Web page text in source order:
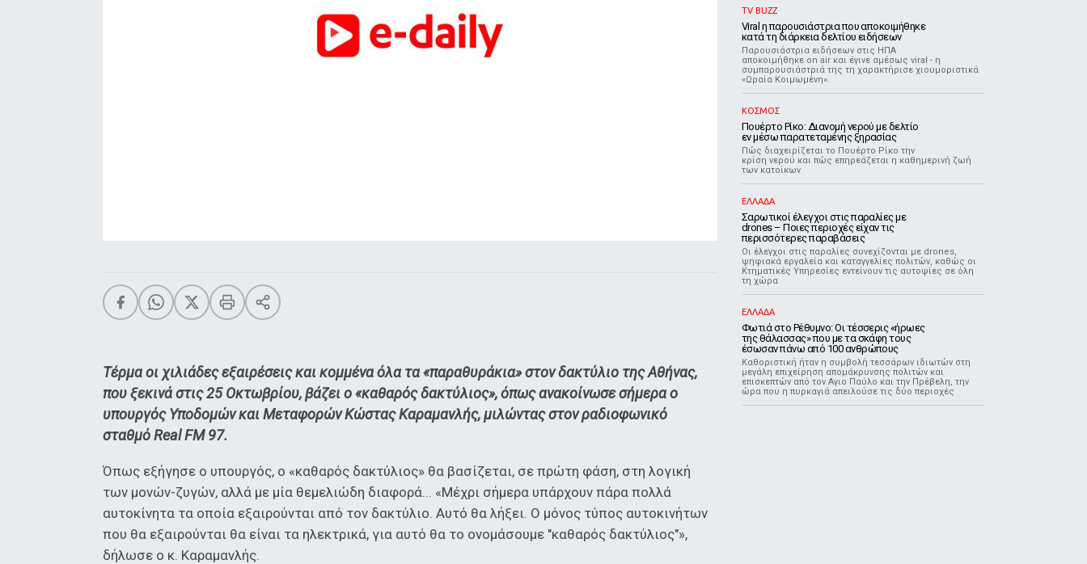
Τέρμα οι χιλιάδες εξαιρέσεις και κομμένα όλα τα «παραθυράκια» στον δακτύλιο της Αθήνας,
που ξεκινά στις 25 Οκτωβρίου, βάζει ο «καθαρός δακτύλιος», όπως ανακοίνωσε σήμερα ο
υπουργός Υποδομών και Μεταφορών Κώστας Καραμανλής, μιλώντας στον ραδιοφωνικό
σταθμό Real FM 97.
Όπως εξήγησε ο υπουργός, ο «καθαρός δακτύλιος» θα βασίζεται, σε πρώτη φάση, στη λογική
των μονών-ζυγών, αλλά με μία θεμελιώδη διαφορά... «Μέχρι σήμερα υπάρχουν πάρα πολλά
αυτοκίνητα τα οποία εξαιρούνται από τον δακτύλιο. Αυτό θα λήξει. Ο μόνος τύπος αυτοκινήτων
που θα εξαιρούνται θα είναι τα ηλεκτρικά, για αυτό θα το ονομάσουμε "καθαρός δακτύλιος"»,
δήλωσε ο κ. Καραμανλής.
TV BUZZ
Viral η παρουσιάστρια που αποκοιμήθηκε
κατά τη διάρκεια δελτίου ειδήσεων
Παρουσιάστρια ειδήσεων στις ΗΠΑ
αποκοιμήθηκε on air και έγινε αμέσως viral - η
συμπαρουσιάστριά της τη χαρακτήρισε χιουμοριστικά
«Ωραία Κοιμωμένη».
ΚΟΣΜΟΣ
Πουέρτο Ρίκο: Διανομή νερού με δελτίο
εν μέσω παρατεταμένης ξηρασίας
Πώς διαχειρίζεται το Πουέρτο Ρίκο την
κρίση νερού και πώς επηρεάζεται η καθημερινή ζωή
των κατοίκων
ΕΛΛΑΔΑ
Σαρωτικοί έλεγχοι στις παραλίες με
drones – Ποιες περιοχές είχαν τις
περισσότερες παραβάσεις
Οι έλεγχοι στις παραλίες συνεχίζονται με drones,
ψηφιακά εργαλεία και καταγγελίες πολιτών, καθώς οι
Κτηματικές Υπηρεσίες εντείνουν τις αυτοψίες σε όλη
τη χώρα
ΕΛΛΑΔΑ
Φωτιά στο Ρέθυμνο: Οι τέσσερις «ήρωες
της θάλασσας» που με τα σκάφη τους
έσωσαν πάνω από 100 ανθρώπους
Καθοριστική ήταν η συμβολή τεσσάρων ιδιωτών στη
μεγάλη επιχείρηση απομάκρυνσης πολιτών και
επισκεπτών από τον Αγιο Παύλο και την Πρέβελη, την
ώρα που η πυρκαγιά απειλούσε τις δύο περιοχές